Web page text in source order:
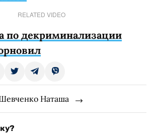
RELATED VIDEO
по декриминализации
Наташа